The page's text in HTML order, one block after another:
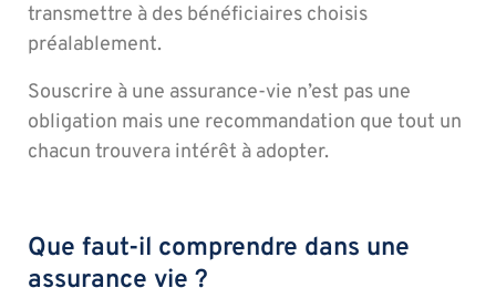
transmettre à des bénéficiaires choisis
préalablement.
Souscrire à une assurance-vie n’est pas une
obligation mais une recommandation que tout un
chacun trouvera intérêt à adopter.
Que faut-il comprendre dans une
assurance vie ?